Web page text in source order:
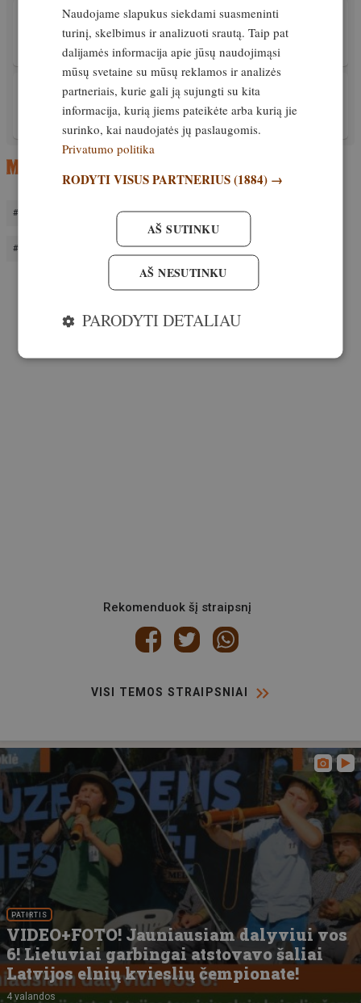
Nuleistukas. Kaip ant jo uždėti pirštą?
Išskirtinis 19. liepa, 2024
Ginklas kairiarankiui – kuo jis skiriasi?
29. gruodis, 2025
ŠAUDYMO TRENIRUOTES
ŠAUDYMO VARŽYBOS SPORTING.LT
Rekomenduok šį straipsnį
VISI TEMOS STRAIPSNIAI
PATIRTIS
VIDEO+FOTO! Jauniausiam dalyviui vos
6! Lietuviai garbingai atstovavo šaliai
Latvijos elnių kvieslių čempionate!
4 valandos
Naudojame slapukus siekdami suasmeninti
turinį, skelbimus ir analizuoti srautą. Taip pat
dalijamės informacija apie jūsų naudojimąsi
mūsų svetaine su mūsų reklamos ir analizės
partneriais, kurie gali ją sujungti su kita
informacija, kurią jiems pateikėte arba kurią jie
surinko, kai naudojatės jų paslaugomis.
Privatumo politika
RODYTI VISUS PARTNERIUS(1884) →
AŠ SUTINKU
AŠ NESUTINKU
PARODYTI DETALIAU